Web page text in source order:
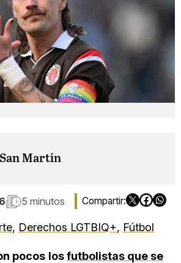
Martín
5 minutos
, Derechos LGTBIQ+, Fútbol
pocos losfutbolistas que se